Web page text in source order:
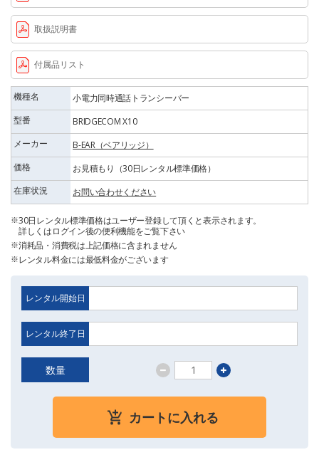
取扱説明書
付属品リスト
機種名
小電力同時通話トランシーバー
型番
BRIDGECOM X10
メーカー
B-EAR（ベアリッジ）
価格
お見積もり（30日レンタル標準価格）
在庫状況
お問い合わせください
30日レンタル標準価格はユーザー登録して頂くと表示されます。
詳しくはログイン後の便利機能をご覧下さい
消耗品・消費税は上記価格に含まれません
レンタル料金には最低料金がございます
レンタル開始日
レンタル終了日
数量
カートに入れる